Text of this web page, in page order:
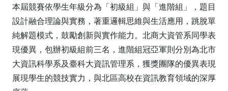
本屆競賽依學生年級分為「初級組」與「進階組」，題目
設計融合理論與實務，著重邏輯思維與生活應用，跳脫單
純解題模式，鼓勵創新與實作能力。北商大資管系同學表
現優異，包辦初級組前三名，進階組冠亞軍則分別為北市
大資訊科學系及臺科大資訊管理系，獲獎團隊的優異表現
展現學生的競技實力，與北區高校在資訊教育領域的深厚